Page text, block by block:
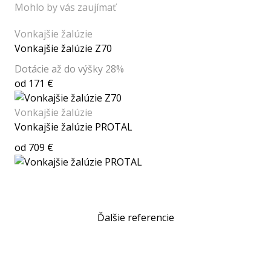
Mohlo by vás zaujímať
Vonkajšie žalúzie
Vonkajšie žalúzie Z70
Dotácie až do výšky 28%
od 171 €
Vonkajšie žalúzie
Vonkajšie žalúzie PROTAL
od 709 €
Ďalšie referencie